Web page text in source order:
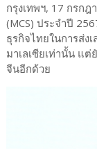
กรุงเทพฯ, 17 กรก
(MCS) ประจำปี
ธุรกิจไทยในการส่ง
มาเลเซียเท่านั้น แต่
จีนอีกด้วย